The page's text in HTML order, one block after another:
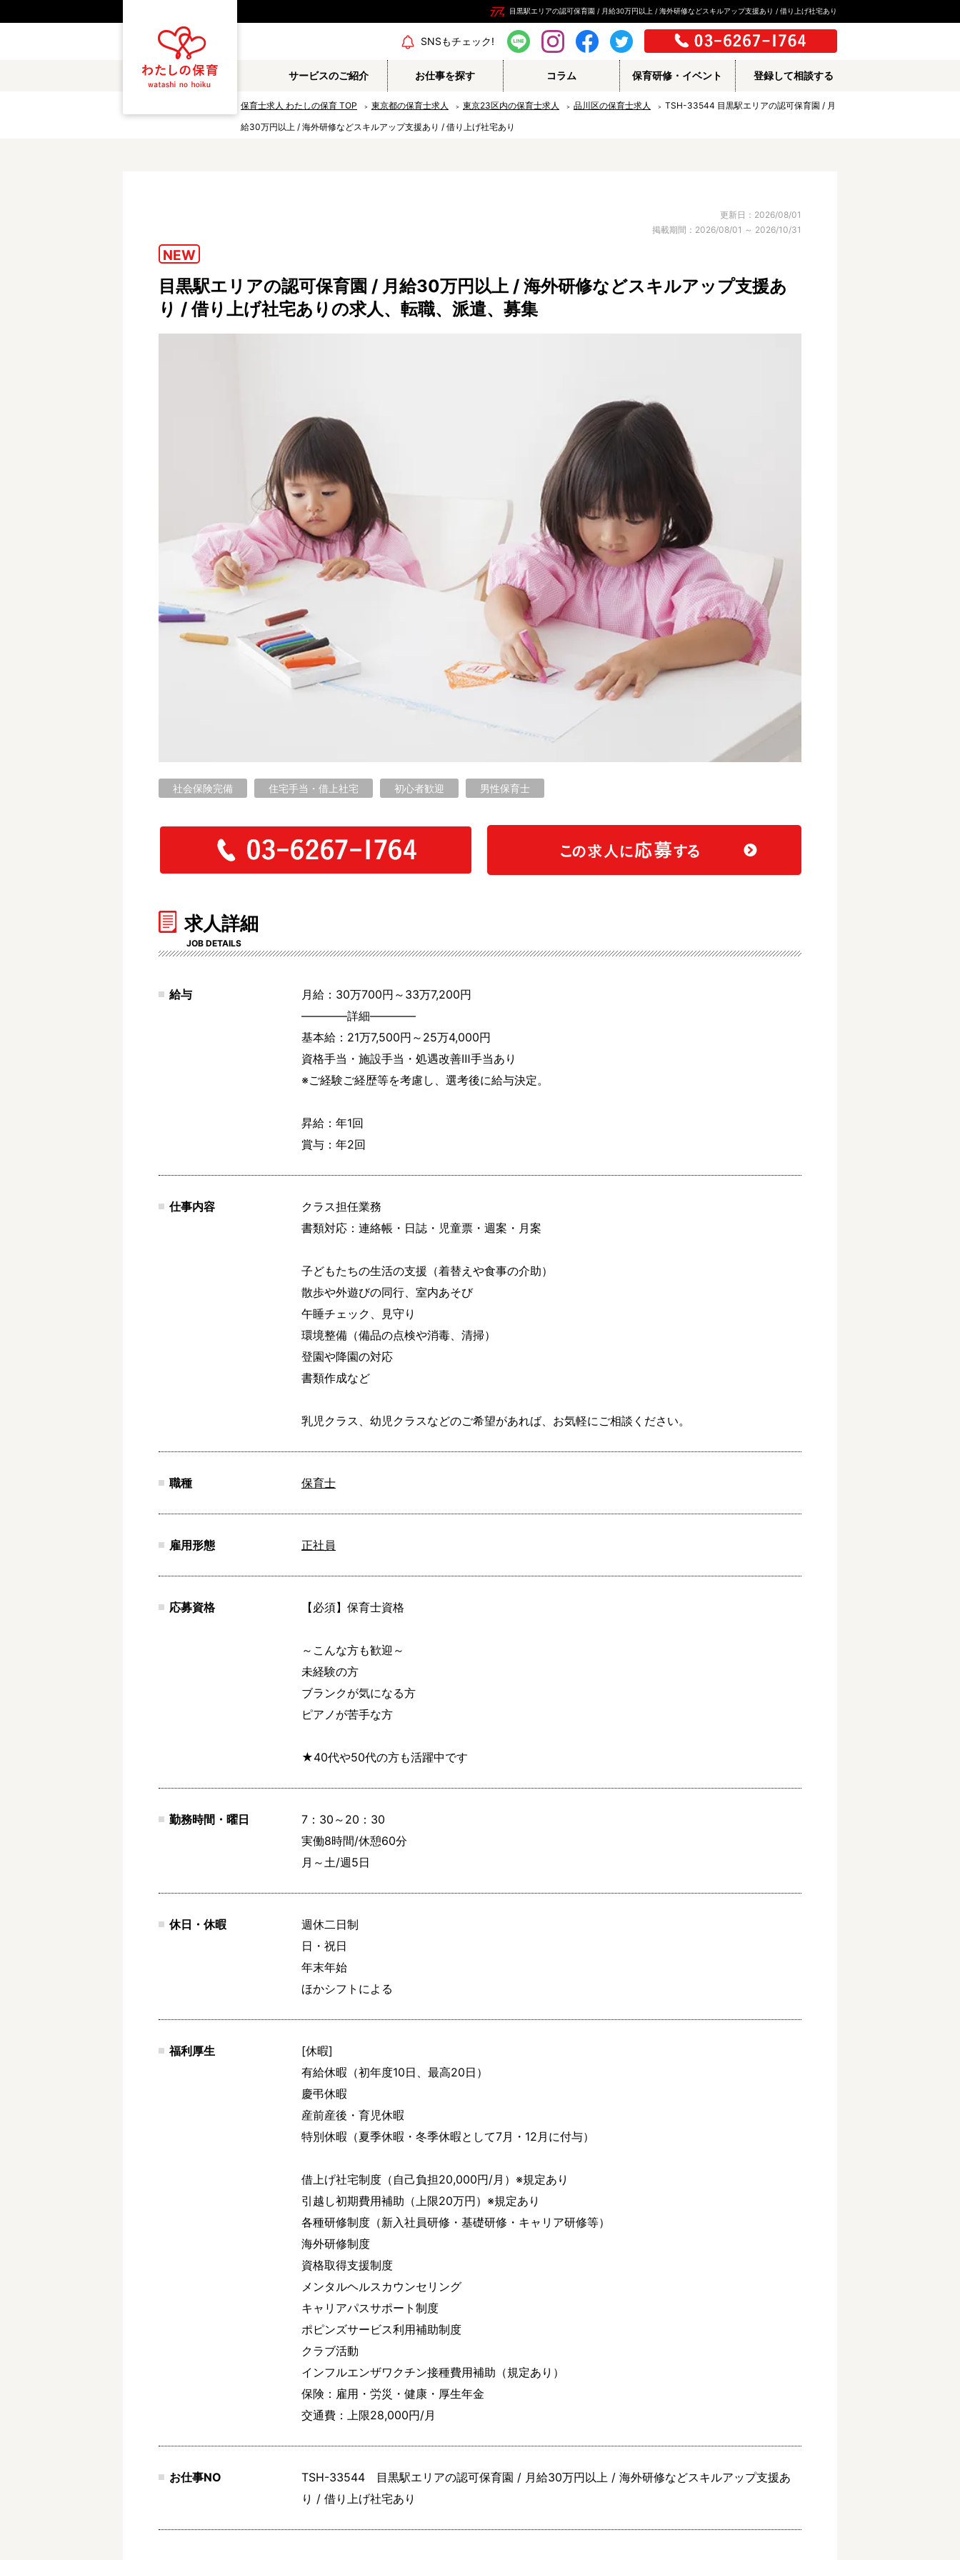
目黒駅エリアの認可保育園 / 月給30万円以上 / 海外研修などスキルアップ支援あり / 借り上げ社宅あり
SNSもチェック!
サービスのご紹介 お仕事を探す コラム 保育研修・イベント 登録して相談する
保育士求人 わたしの保育 TOP 東京都の保育士求人 東京23区内の保育士求人 品川区の保育士求人
TSH-33544 目黒駅エリアの認可保育園 / 月
給30万円以上 / 海外研修などスキルアップ支援あり / 借り上げ社宅あり
更新日：2026/08/01
掲載期間：2026/08/01 ～ 2026/10/31
NEW
目黒駅エリアの認可保育園 / 月給30万円以上 / 海外研修などスキルアップ支援あ
り / 借り上げ社宅ありの求人、転職、派遣、募集
社会保険完備 住宅手当・借上社宅 初心者歓迎 男性保育士
求人詳細
JOB DETAILS
給与
月給：30万700円～33万7,200円
――――詳細――――
基本給：21万7,500円～25万4,000円
資格手当・施設手当・処遇改善Ⅲ手当あり
※ご経験ご経歴等を考慮し、選考後に給与決定。
昇給：年1回
賞与：年2回
仕事内容
クラス担任業務
書類対応：連絡帳・日誌・児童票・週案・月案
子どもたちの生活の支援（着替えや食事の介助）
散歩や外遊びの同行、室内あそび
午睡チェック、見守り
環境整備（備品の点検や消毒、清掃）
登園や降園の対応
書類作成など
乳児クラス、幼児クラスなどのご希望があれば、お気軽にご相談ください。
職種 保育士
雇用形態 正社員
応募資格 【必須】保育士資格
～こんな方も歓迎～
未経験の方
ブランクが気になる方
ピアノが苦手な方
★40代や50代の方も活躍中です
勤務時間・曜日
7：30～20：30
実働8時間/休憩60分
月～土/週5日
休日・休暇
週休二日制
日・祝日
年末年始
ほかシフトによる
福利厚生
[休暇]
有給休暇（初年度10日、最高20日）
慶弔休暇
産前産後・育児休暇
特別休暇（夏季休暇・冬季休暇として7月・12月に付与）
借上げ社宅制度（自己負担20,000円/月）※規定あり
引越し初期費用補助（上限20万円）※規定あり
各種研修制度（新入社員研修・基礎研修・キャリア研修等）
海外研修制度
資格取得支援制度
メンタルヘルスカウンセリング
キャリアパスサポート制度
ポピンズサービス利用補助制度
クラブ活動
インフルエンザワクチン接種費用補助（規定あり）
保険：雇用・労災・健康・厚生年金
交通費：上限28,000円/月
お仕事NO
TSH-33544 目黒駅エリアの認可保育園 / 月給30万円以上 / 海外研修などスキルアップ支援あ
り / 借り上げ社宅あり
エリア情報
私立認可保育園 認定こども園
幼稚園
認可外保育園 病院内保育所
駅徒歩5分以内
15時までのお仕事
16時以降スタート
夜勤のお仕事
書類対応なし
住宅手当・借上社宅
初心者歓迎
当社スタッフ活躍中
マイカー通勤OK 小規模保育園
社会福祉法人
単発保育士として働く！
〜